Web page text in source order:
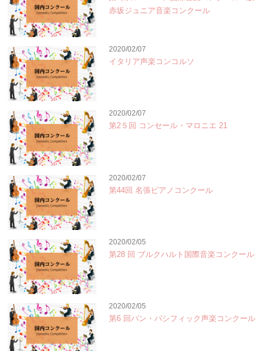
赤坂ジュニア音楽コンクール
2020/02/07
イタリア声楽コンコルソ
2020/02/07
第2５回 コンセール・マロニエ 21
2020/02/07
第44回 名張ピアノコンクール
2020/02/05
第28 回 ブルクハルト国際音楽コンクール
2020/02/05
第6 回パン・パシフィック声楽コンクール